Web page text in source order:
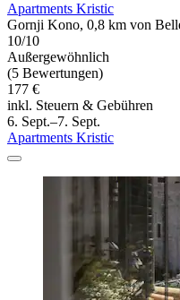
Apartments Kristic
Gornji Kono, 0,8 km von
10/10
Außergewöhnlich
(5 Bewertungen)
177 €
inkl. Steuern & Gebühren
6. Sept.–7. Sept.
Apartments Kristic